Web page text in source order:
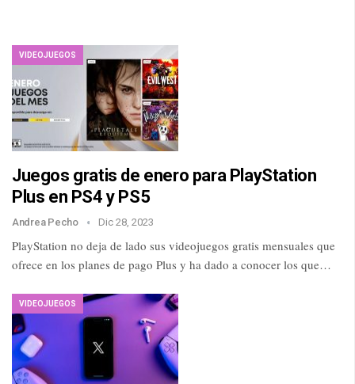
VIDEOJUEGOS
Juegos gratis de enero para PlayStation
Plus en PS4 y PS5
Andrea Pecho Dic 28, 2023
PlayStation no deja de lado sus videojuegos gratis mensuales que
ofrece en los planes de pago Plus y ha dado a conocer los que…
VIDEOJUEGOS